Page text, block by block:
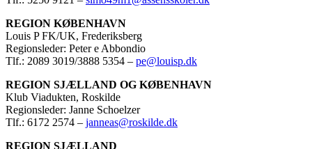
REGION KØBENHAVN
Louis P FK/UK, Frederiksberg
Regionsleder: Peter e Abbondio
Tlf.: 2089 3019/3888 5354 – pe@louisp.dk
REGION SJÆLLAND OG KØBENHAVN
Klub Viadukten, Roskilde
Regionsleder: Janne Schoelzer
Tlf.: 6172 2574 – janneas@roskilde.dk
REGION SJÆLLAND